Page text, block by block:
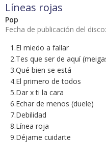
Líneas rojas
Pop
Fecha de publicación del disco:
1.El miedo a fallar
2.Tes que ser de aquí
3.Qué bien se está
4.El primero de todos
5.Dar x ti la cara
6.Echar de menos (duele)
7.Debilidad
8.Línea roja
9.Déjame cuidarte